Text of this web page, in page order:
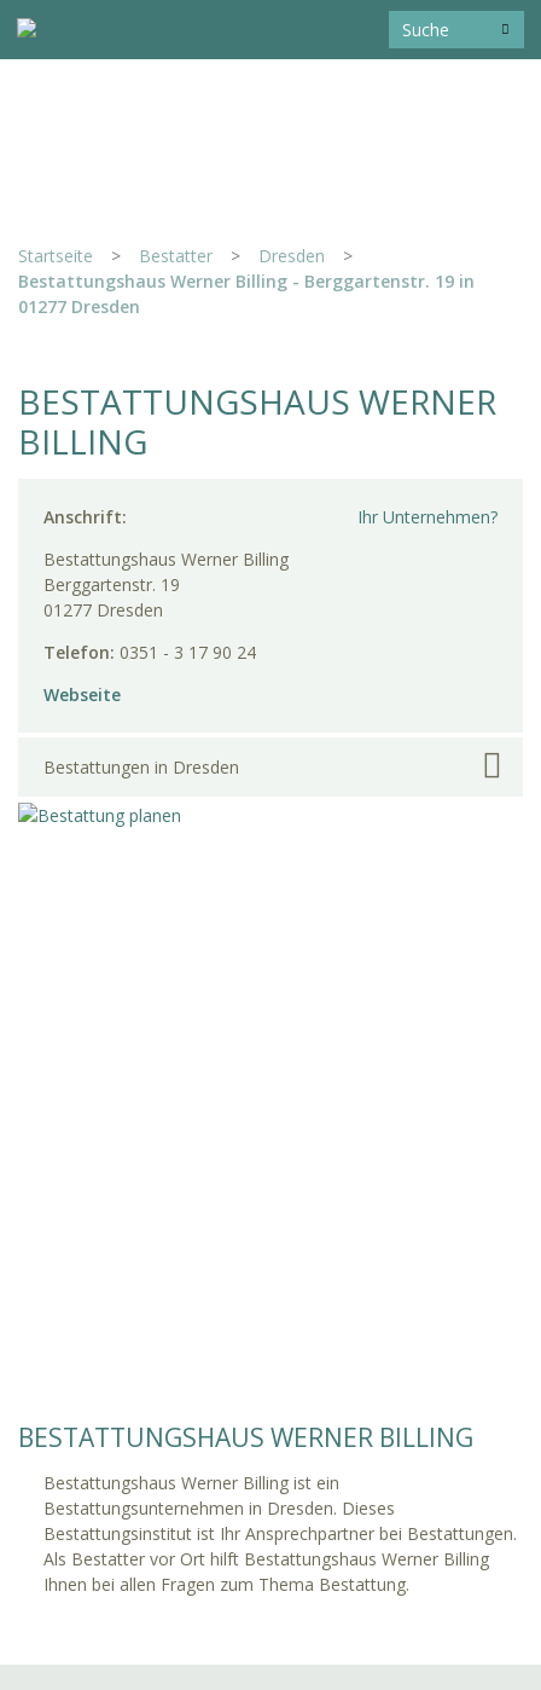
Startseite > Bestatter > Dresden
>
Bestattungshaus Werner Billing - Berggartenstr. 19 in
01277 Dresden
BESTATTUNGSHAUS WERNER
BILLING
Ihr Unternehmen?
Anschrift:
Bestattungshaus Werner Billing
Berggartenstr. 19
01277 Dresden
Telefon: 0351 - 3 17 90 24
Webseite
Bestattungen in Dresden
BESTATTUNGSHAUS WERNER BILLING
Bestattungshaus Werner Billing ist ein
Bestattungsunternehmen in Dresden. Dieses
Bestattungsinstitut ist Ihr Ansprechpartner bei Bestattungen.
Als Bestatter vor Ort hilft Bestattungshaus Werner Billing
Ihnen bei allen Fragen zum Thema Bestattung.